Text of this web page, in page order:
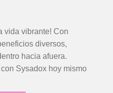
vida vibrante! Con
diversos,
hacia afuera.
Sysadox hoy mismo